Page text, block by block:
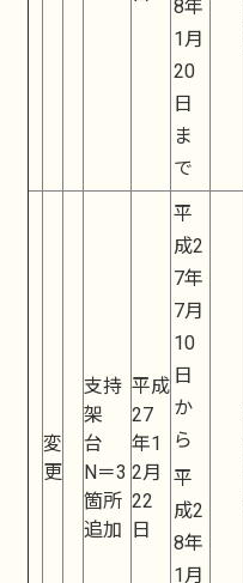
8年
1月
20
日
ま
で
変
更
支持
架
台
N＝3
箇所
追加
平成
27
年1
2月
22
日
平
成2
7年
7月
10
日
か
ら
平
成2
8年
1月